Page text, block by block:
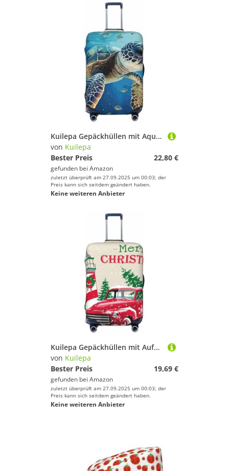
Kuilepa Gepäckhüllen mit Aquarell-Schildkröten-Druck, elastisch, waschbar und dehnbar, kratzfest, passend für 45,7 - 81,3 cm Gepäck, kein Gepäck im Lieferumfang enthalten, Schwarz , L
von Kuilepa
Bester Preis
22,80 €
gefunden bei Amazon
zuletzt überprüft am 27.09.2025 um 00:03; der
Preis kann sich seitdem geändert haben.
Keine weiteren Anbieter
Kuilepa Gepäckhüllen mit Aufdruck "Merry Christmas", elastisch, waschbar und dehnbar, kratzfest, passend für 45,7 - 81,3 cm Gepäck, kein Gepäck im Lieferumfang enthalten, Schwarz , M
von Kuilepa
Bester Preis
19,69 €
gefunden bei Amazon
zuletzt überprüft am 27.09.2025 um 00:03; der
Preis kann sich seitdem geändert haben.
Keine weiteren Anbieter